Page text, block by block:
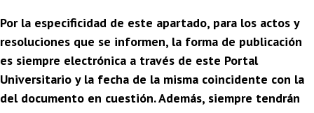
Egresadas/os
Por la especificidad de este apartado, para los actos y
resoluciones que se informen, la forma de publicación
es siempre electrónica a través de este Portal
Universitario y la fecha de la misma coincidente con la
del documento en cuestión. Además, siempre tendrán